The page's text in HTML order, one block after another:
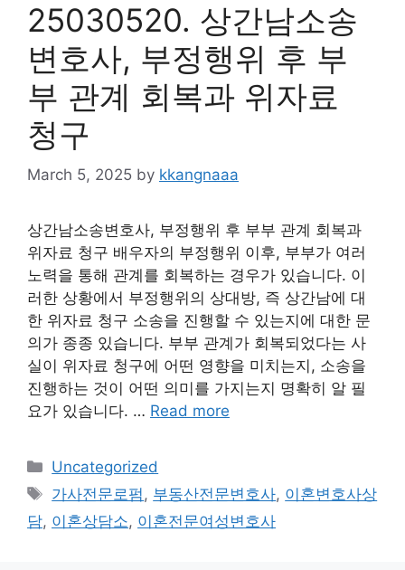
25030520. 상간남소송
변호사, 부정행위 후 부
부 관계 회복과 위자료
청구
March 5, 2025 by kkangnaaa
상간남소송변호사, 부정행위 후 부부 관계 회복과
위자료 청구 배우자의 부정행위 이후, 부부가 여러
노력을 통해 관계를 회복하는 경우가 있습니다. 이
러한 상황에서 부정행위의 상대방, 즉 상간남에 대
한 위자료 청구 소송을 진행할 수 있는지에 대한 문
의가 종종 있습니다. 부부 관계가 회복되었다는 사
실이 위자료 청구에 어떤 영향을 미치는지, 소송을
진행하는 것이 어떤 의미를 가지는지 명확히 알 필
요가 있습니다. … Read more
Categories
Uncategorized
Tags
가사전문로펌 , 부동산전문변호사, 이혼변호사상
담, 이혼상담소, 이혼전문여성변호사